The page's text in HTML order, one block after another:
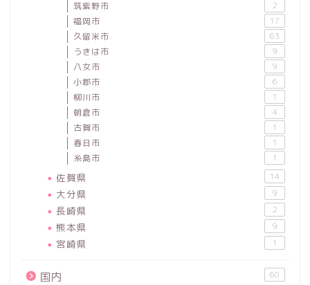
筑紫野市 2
福岡市 17
久留米市 63
うきは市 9
八女市 9
小郡市 6
柳川市 1
朝倉市 4
古賀市 1
春日市 1
糸島市 1
佐賀県 14
大分県 9
長崎県 2
熊本県 9
宮崎県 1
国内 60